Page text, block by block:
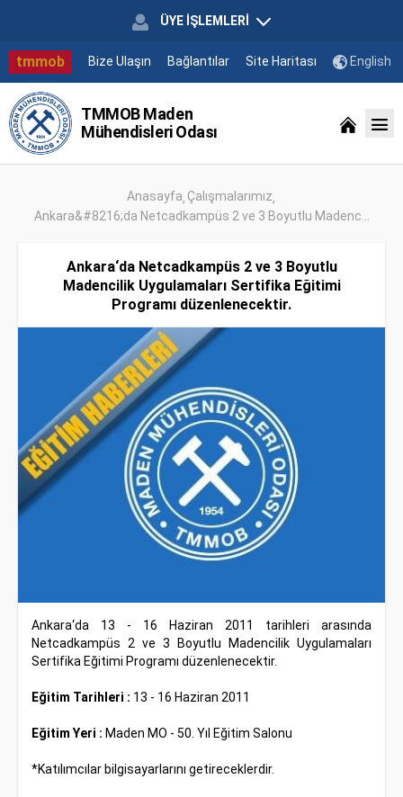
ÜYE İŞLEMLERİ
tmmob Bize Ulaşın Bağlantılar Site Haritası English
TMMOB Maden
Mühendisleri Odası
Anasayfa Çalışmalarımız
Ankara&#8216;da Netcadkampüs 2 ve 3 Boyutlu Madenc...
Ankara‘da Netcadkampüs 2 ve 3 Boyutlu
Madencilik Uygulamaları Sertifika Eğitimi
Programı düzenlenecektir.
Ankara‘da 13 - 16 Haziran 2011 tarihleri arasında
Netcadkampüs 2 ve 3 Boyutlu Madencilik Uygulamaları
Sertifika Eğitimi Programı düzenlenecektir.
Eğitim Tarihleri : 13 - 16 Haziran 2011
Eğitim Yeri : Maden MO - 50. Yıl Eğitim Salonu
*Katılımcılar bilgisayarlarını getireceklerdir.